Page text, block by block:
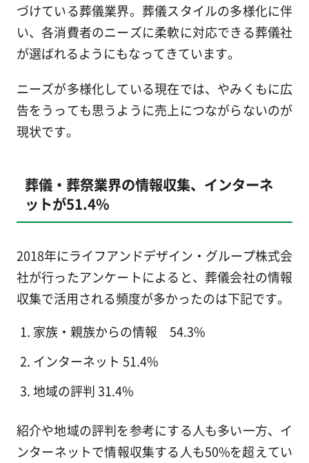
づけている葬儀業界。葬儀スタイルの多様化に伴
い、各消費者のニーズに柔軟に対応できる葬儀社
が選ばれるようにもなってきています。
ニーズが多様化している現在では、やみくもに広
告をうっても思うように売上につながらないのが
現状です。
葬儀・葬祭業界の情報収集、インターネ
ットが51.4%
2018年にライフアンドデザイン・グループ株式会
社が行ったアンケートによると、葬儀会社の情報
収集で活用される頻度が多かったのは下記です。
家族・親族からの情報 54.3%
インターネット 51.4%
地域の評判 31.4%
紹介や地域の評判を参考にする人も多い一方、イ
ンターネットで情報収集する人も50%を超えてい